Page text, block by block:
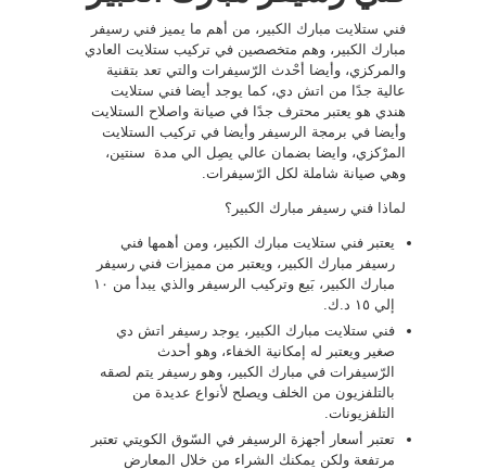
فني ستلايت مبارك الكبير، من أهم ما يميز فني رسيفر
مبارك الكبير، وهم متخصصين في تركيب ستلايت العادي
والمركزي، وأيضا أحْدث الرّسيفرات والتي تعد بتقنية
عالية جدًا من اتش دي، كما يوجد أيضا فني ستلايت
هندي هو يعتبر محترف جدًا في صيانة واصلاح الستلايت
وأيضا في برمجة الرسيفر وأيضا في تركيب الستلايت
المرْكزي، وايضا بضمان عالي يصِل الي مدة سنتين،
وهي صيانة شاملة لكل الرّسيفرات.
لماذا فني رسيفر مبارك الكبير؟
يعتبر فني ستلايت مبارك الكبير، ومن أهمها فني
رسيفر مبارك الكبير، ويعتبر من مميزات فني رسيفر
مبارك الكبير، بَيع وتركيب الرسيفر والذي يبدأ من ١٠
إلي ١٥ د.ك.
فني ستلايت مبارك الكبير، يوجد رسيفر اتش دي
صغير ويعتبر له إمكانية الخفاء، وهو أحدث
الرّسيفرات في مبارك الكبير، وهو رسيفر يتم لصقه
بالتلفزيون من الخلف ويصلح لأنواع عديدة من
التلفزيونات.
تعتبر أسعار أجهزة الرسيفر في السّوق الكويتي تعتبر
مرتفعة ولكن يمكنك الشراء من خلال المعارض